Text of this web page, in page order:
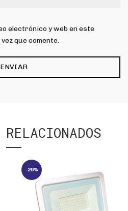
electrónico y web en este
que comente.
RELACIONADOS
-29%